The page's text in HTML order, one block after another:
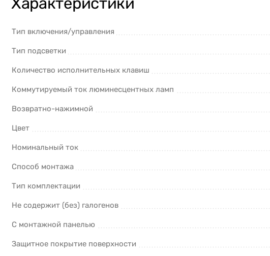
Тип включения/управления
Тип подсветки
Количество исполнительных клавиш
Коммутируемый ток люминесцентных ламп
Возвратно-нажимной
Цвет
Номинальный ток
Способ монтажа
Тип комплектации
Не содержит (без) галогенов
С монтажной панелью
Защитное покрытие поверхности